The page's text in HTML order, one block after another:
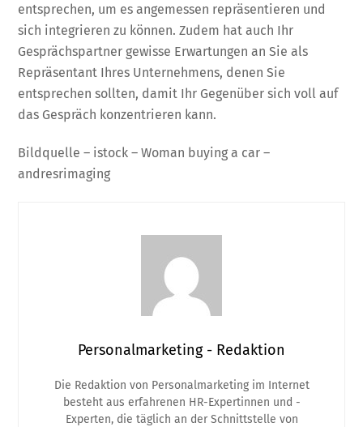
entsprechen, um es angemessen repräsentieren und
sich integrieren zu können. Zudem hat auch Ihr
Gesprächspartner gewisse Erwartungen an Sie als
Repräsentant Ihres Unternehmens, denen Sie
entsprechen sollten, damit Ihr Gegenüber sich voll auf
das Gespräch konzentrieren kann.
Bildquelle – istock – Woman buying a car –
andresrimaging
Personalmarketing - Redaktion
Die Redaktion von Personalmarketing im Internet
besteht aus erfahrenen HR-Expertinnen und -
Experten, die täglich an der Schnittstelle von